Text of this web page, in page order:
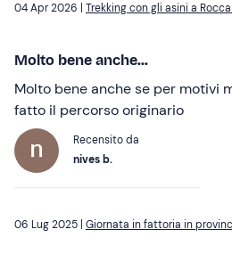
04 Apr 2026 | Trekking con gli asini a
Molto bene anche...
Molto bene anche se per motivi
fatto il percorso originario
Recensito da
nives b.
06 Lug 2025 | Giornata in fattoria in